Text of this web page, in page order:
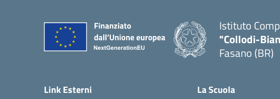
Istituto
"Collodi-
Fasano (BR)
Link Esterni La Scuola